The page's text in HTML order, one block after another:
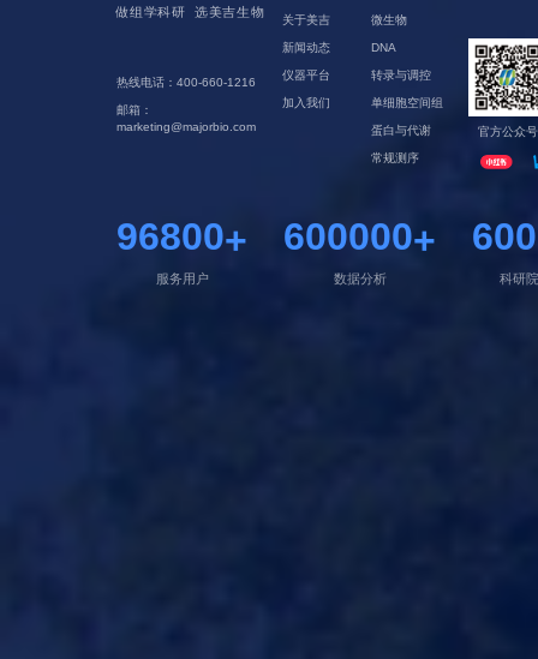
热线电话：400-660-1216
邮箱：
marketing@majorbio.com
关于美吉
新闻动态
仪器平台
加入我们
微生物
DNA
转录与调控
单细胞空间组
蛋白与代谢
常规测序
官方公众号
96800+
服务用户
600000+
数据分析 科研